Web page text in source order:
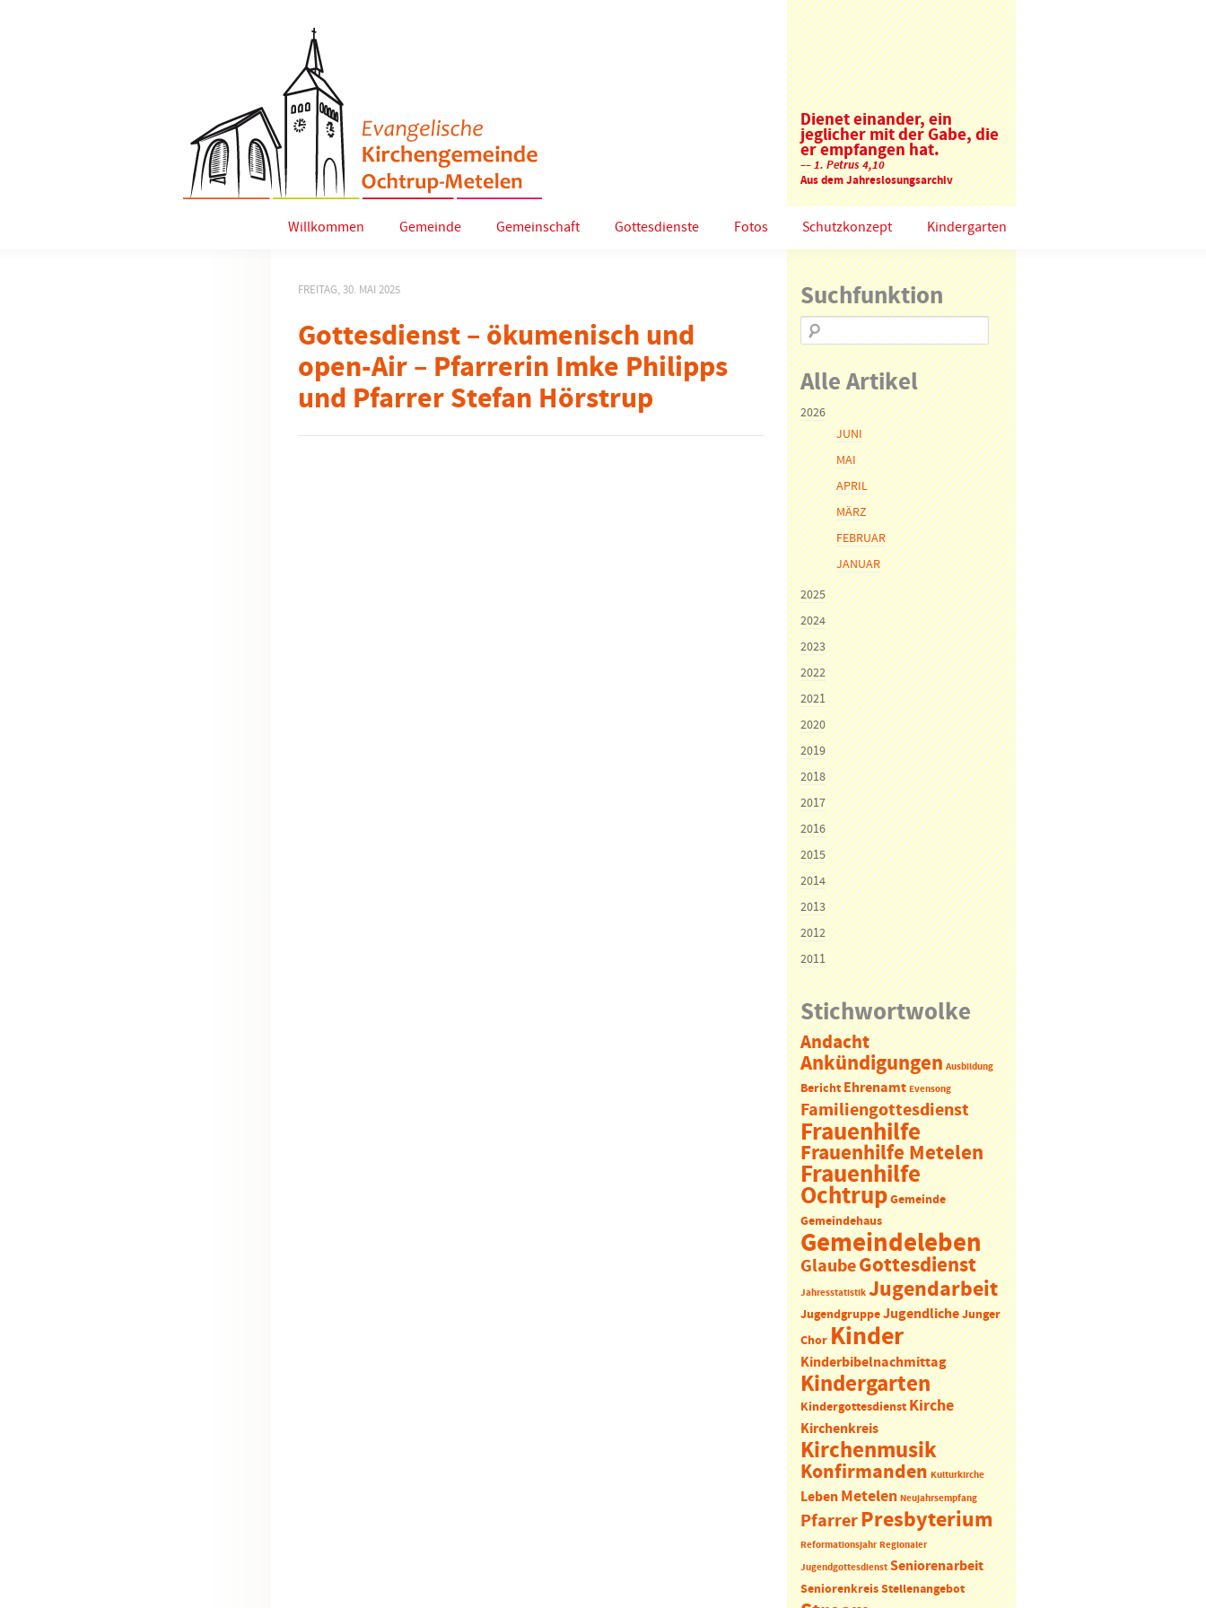
Dienet einander, ein
jeglicher mit der Gabe, die
er empfangen hat.
–– 1. Petrus 4,10
Aus dem Jahreslosungsarchiv
Willkommen Gemeinde Gemeinschaft Gottesdienste Fotos Schutzkonzept Kindergarten
FREITAG, 30. MAI 2025
Gottesdienst – ökumenisch und
open-Air – Pfarrerin Imke Philipps
und Pfarrer Stefan Hörstrup
Suchfunktion
Alle Artikel
2026
JUNI
MAI
APRIL
MÄRZ
FEBRUAR
JANUAR
2025
2024
2023
2022
2021
2020
2019
2018
2017
2016
2015
2014
2013
2012
2011
Stichwortwolke
Andacht
Ankündigungen Ausbildung
Bericht Ehrenamt Evensong
Familiengottesdienst
Frauenhilfe
Frauenhilfe Metelen
Frauenhilfe
Ochtrup Gemeinde
Gemeindehaus
Gemeindeleben
GlaubeGottesdienst
Jahresstatistik Jugendarbeit
Jugendgruppe Jugendliche Junger
Chor Kinder
Kinderbibelnachmittag
Kindergarten
Kindergottesdienst Kirche
Kirchenkreis
Kirchenmusik
Konfirmanden Kulturkirche
LebenMetelen Neujahrsempfang
PfarrerPresbyterium
Reformationsjahr Regionaler
Jugendgottesdienst Seniorenarbeit
Seniorenkreis Stellenangebot